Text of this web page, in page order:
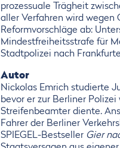
prozessuale Trägheit
aller Verfahren wird
Reformvorschläge ab:
Mindestfreiheitsstrafe für
Stadtpolizei nach
Autor
Nickolas Emrich studierte
bevor er zur Berliner
Streifenbeamter diente.
Fahrer der Berliner
SPIEGEL-Bestseller Gier